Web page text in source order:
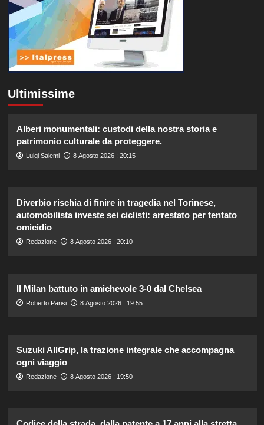
Ultimissime
Alberi monumentali: custodi della nostra storia e
patrimonio culturale da proteggere.
Luigi Salemi 8 Agosto 2026 : 20:15
Diverbio rischia di finire in tragedia nel Torinese,
automobilista investe sei ciclisti: arrestato per tentato
omicidio
Redazione 8 Agosto 2026 : 20:10
Il Milan battuto in amichevole 3-0 dal Chelsea
Roberto Parisi 8 Agosto 2026 : 19:55
Suzuki AllGrip, la trazione integrale che accompagna
ogni viaggio
Redazione 8 Agosto 2026 : 19:50